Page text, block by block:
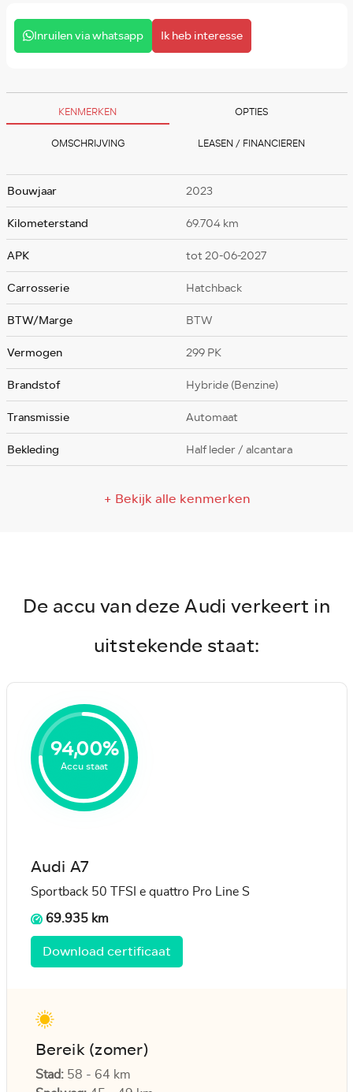
Inruilen via whatsapp Ik heb interesse
KENMERKEN OPTIES
OMSCHRIJVING LEASEN / FINANCIEREN
Bouwjaar
2023
Kilometerstand
69.704 km
APK
tot 20-06-2027
Carrosserie
Hatchback
BTW/Marge
BTW
Vermogen
299 PK
Brandstof
Hybride (Benzine)
Transmissie
Automaat
Bekleding
Half leder / alcantara
+ Bekijk alle kenmerken
De accu van deze Audi verkeert in
uitstekende staat:
94,00%
Accu staat
Audi A7
Sportback 50 TFSI e quattro Pro Line S
69.935 km
Download certificaat
Bereik (zomer)
Stad:58 - 64 km